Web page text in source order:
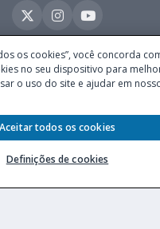
Brasil LTDA (CNPJ
Faria Lima, nº 4.055, 3º
de São Paulo, CEP 04538-133,
de quota fixa em todo território
do Ministério da Fazenda,
publicada no DOU em
os cookies”, você concorda
no seu dispositivo para
o uso do site e ajudar em
Definições de cookies
Aceitar todos os cookies